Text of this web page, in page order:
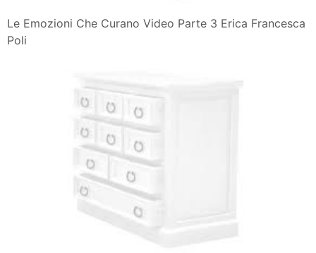
Le Emozioni Che Curano Video Parte 3 Erica Francesca
Poli